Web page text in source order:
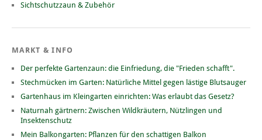
Sichtschutzzaun & Zubehör
MARKT & INFO
Der perfekte Gartenzaun: die Einfriedung, die "Frieden schafft".
Stechmücken im Garten: Natürliche Mittel gegen lästige Blutsauger
Gartenhaus im Kleingarten einrichten: Was erlaubt das Gesetz?
Naturnah gärtnern: Zwischen Wildkräutern, Nützlingen und
Insektenschutz
Mein Balkongarten: Pflanzen für den schattigen Balkon